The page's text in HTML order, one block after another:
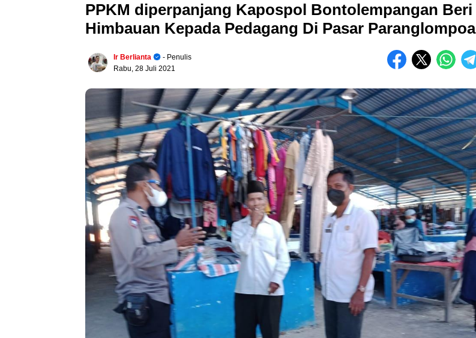
PPKM diperpanjang Kapospol Bontolempangan Beri
Himbauan Kepada Pedagang Di Pasar Paranglompoa
Ir Berlianta
- Penulis
Rabu, 28 Juli 2021